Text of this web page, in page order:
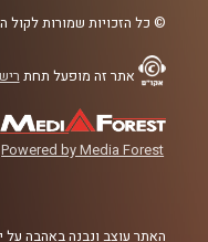
© כל הזכויות שמורות לקול
אתר זה מופעל תחת
Powered by Media Forest
האתר עוצב ונבנה באהבה על